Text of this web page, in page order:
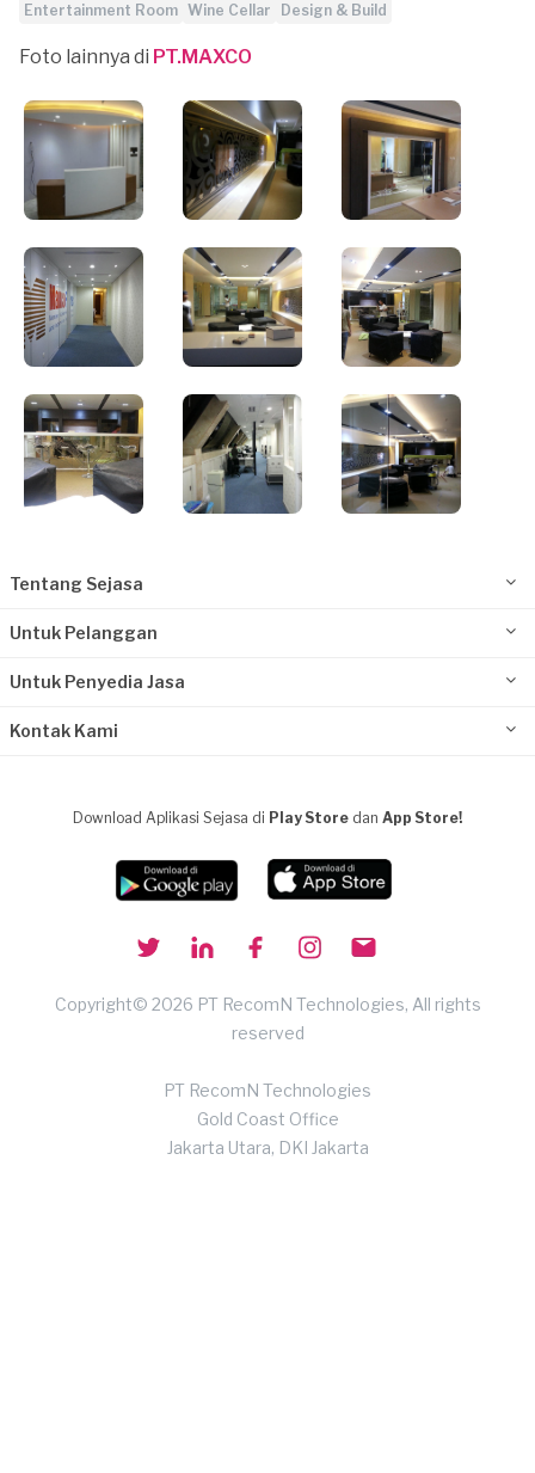
Entertainment Room Wine Cellar Design & Build
Foto lainnya di PT.MAXCO
Tentang Sejasa
Untuk Pelanggan
Untuk Penyedia Jasa
Kontak Kami
Download Aplikasi Sejasa di Play Store dan App Store!
Copyright© 2026 PT RecomN Technologies, All rights
reserved
PT RecomN Technologies
Gold Coast Office
Jakarta Utara, DKI Jakarta